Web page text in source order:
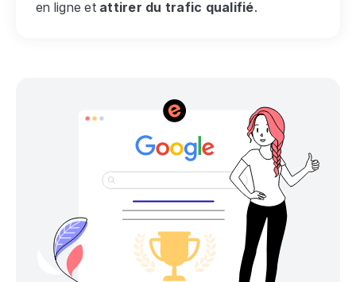
en ligne et attirer du trafic qualifié.